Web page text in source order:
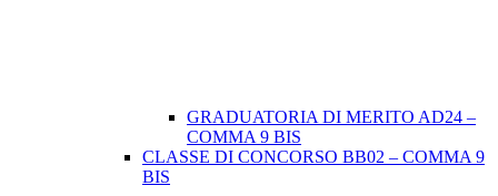
GRADUATORIA DI MERITO AD24 –
COMMA 9 BIS
CLASSE DI CONCORSO BB02 – COMMA 9
BIS